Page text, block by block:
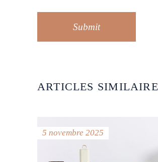
Submit
ARTICLES
5 novembre 2025